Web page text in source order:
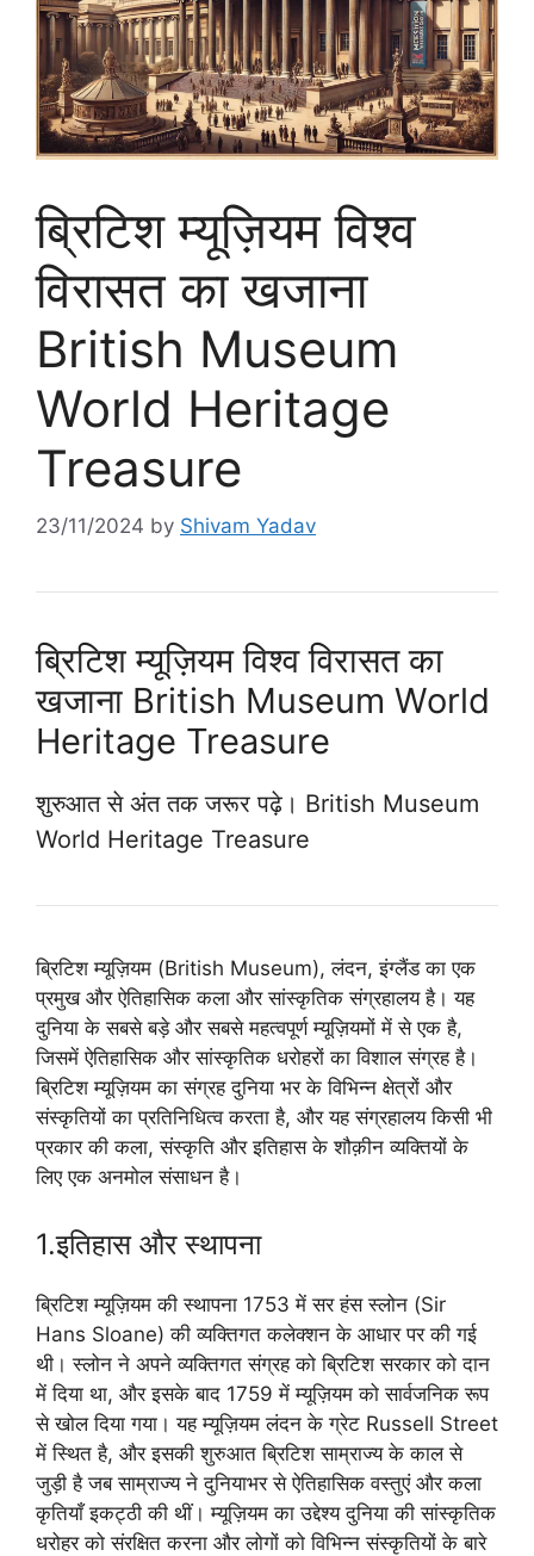
ब्रिटिश म्यूज़ियम विश्व
विरासत का खजाना
British Museum
World Heritage
Treasure
23/11/2024 by Shivam Yadav
ब्रिटिश म्यूज़ियम विश्व विरासत का
खजाना British Museum World
Heritage Treasure
शुरुआत से अंत तक जरूर पढ़े। British Museum
World Heritage Treasure
ब्रिटिश म्यूज़ियम (British Museum), लंदन, इंग्लैंड का एक
प्रमुख और ऐतिहासिक कला और सांस्कृतिक संग्रहालय है। यह
दुनिया के सबसे बड़े और सबसे महत्वपूर्ण म्यूज़ियमों में से एक है,
जिसमें ऐतिहासिक और सांस्कृतिक धरोहरों का विशाल संग्रह है।
ब्रिटिश म्यूज़ियम का संग्रह दुनिया भर के विभिन्न क्षेत्रों और
संस्कृतियों का प्रतिनिधित्व करता है, और यह संग्रहालय किसी भी
प्रकार की कला, संस्कृति और इतिहास के शौक़ीन व्यक्तियों के
लिए एक अनमोल संसाधन है।
1.इतिहास और स्थापना
ब्रिटिश म्यूज़ियम की स्थापना 1753 में सर हंस स्लोन (Sir
Hans Sloane) की व्यक्तिगत कलेक्शन के आधार पर की गई
थी। स्लोन ने अपने व्यक्तिगत संग्रह को ब्रिटिश सरकार को दान
में दिया था, और इसके बाद 1759 में म्यूज़ियम को सार्वजनिक रूप
से खोल दिया गया। यह म्यूज़ियम लंदन के ग्रेट Russell Street
में स्थित है, और इसकी शुरुआत ब्रिटिश साम्राज्य के काल से
जुड़ी है जब साम्राज्य ने दुनियाभर से ऐतिहासिक वस्तुएं और कला
कृतियाँ इकट्ठी की थीं। म्यूज़ियम का उद्देश्य दुनिया की सांस्कृतिक
धरोहर को संरक्षित करना और लोगों को विभिन्न संस्कृतियों के बारे